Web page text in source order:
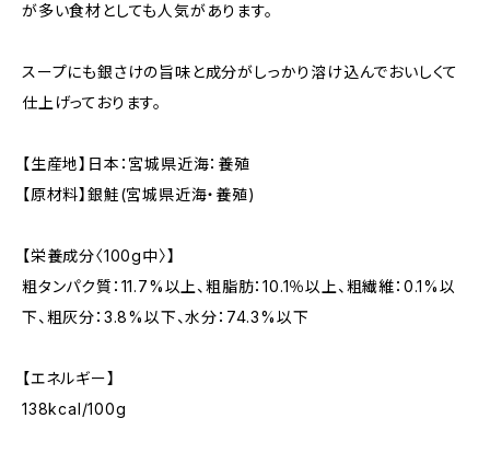
が多い食材としても人気があります。
スープにも銀さけの旨味と成分がしっかり溶け込んでおいしくて
仕上げっております。
【生産地】日本：宮城県近海：養殖
【原材料】銀鮭(宮城県近海・養殖)
【栄養成分〈100g中〉】
粗タンパク質：11.7%以上、粗脂肪：10.1％以上、粗繊維：0.1%以
下、粗灰分：3.8%以下、水分：74.3%以下
【エネルギー】
138kcal/100g